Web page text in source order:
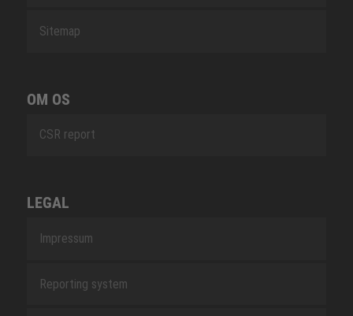
Sitemap
OM OS
CSR report
LEGAL
Impressum
Reporting system